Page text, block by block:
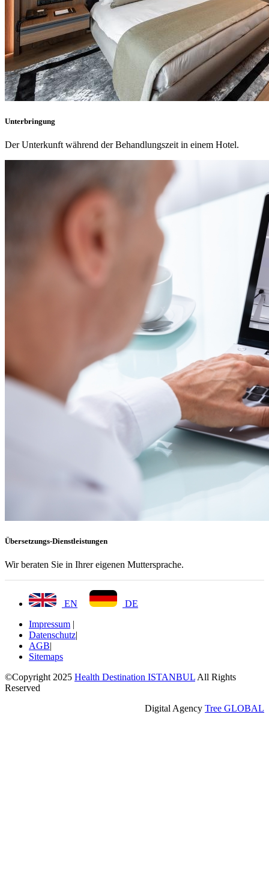
Unterbringung
Der Unterkunft während der Behandlungszeit in einem Hotel.
Übersetzungs-Dienstleistungen
Wir beraten Sie in Ihrer eigenen Muttersprache.
EN
DE
Impressum |
Datenschutz|
AGB|
Sitemaps
©Copyright 2025 Health Destination ISTANBUL All Rights
Reserved
Digital Agency Tree GLOBAL